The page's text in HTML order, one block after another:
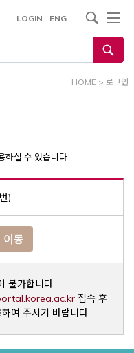
LOGIN ENG
HOME > 로그인
하실 수 있습니다.
)
이동
불가합니다.
Opens a
접속 후
여 주시기 바랍니다.